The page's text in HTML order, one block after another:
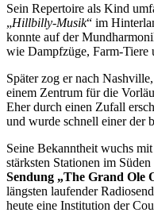
Sein Repertoire als Kind
„Hillbilly-Musik“ im
konnte auf der
wie Dampfzüge, Farm-Tiere
Später zog er nach
einem Zentrum für die
Eher durch einen Zufall
und wurde schnell einer der
Seine Bekanntheit wuchs
stärksten Stationen im
Sendung „The Grand Ole
längsten laufender
heute eine Institution der